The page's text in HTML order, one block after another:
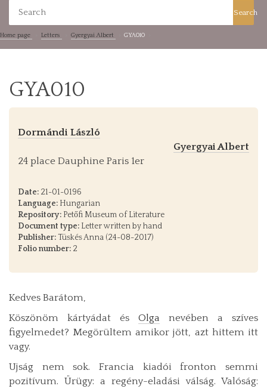
Search
Home page Letters Gyergyai Albert GYA010
GYA010
Dormándi László
Gyergyai Albert
24 place Dauphine Paris 1er
Date: 21-01-0196
Language: Hungarian
Repository: Petőfi Museum of Literature
Document type: Letter written by hand
Publisher: Tüskés Anna (24-08-2017)
Folio number: 2
Kedves Barátom,
Köszönöm kártyádat és Olga nevében a szíves
figyelmedet? Megörültem amikor jött, azt hittem itt
vagy.
Ujság nem sok. Francia kiadói fronton semmi
pozitívum. Ürügy: a regény-eladási válság. Valóság: